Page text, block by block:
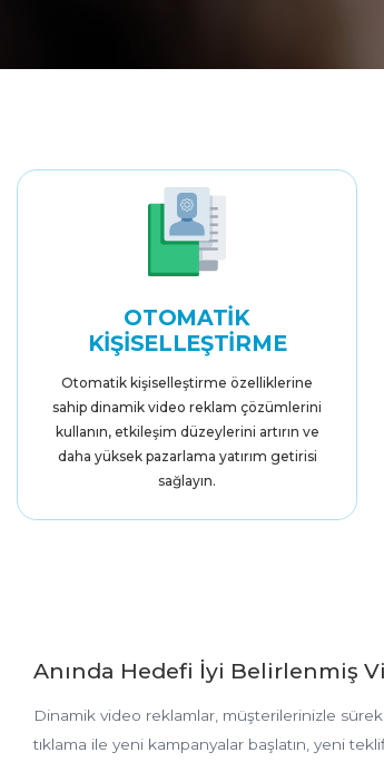
OTOMATIK
KIŞISELLEŞTIRME
Otomatik kişiselleştirme özelliklerine
sahip dinamik video reklam çözümlerini
kullanın, etkileşim düzeylerini artırın ve
daha yüksek pazarlama yatırım getirisi
sağlayın.
Anında Hedefi İyi Belirlenmiş
Dinamik video reklamlar, müşterilerinizle
tıklama ile yeni kampanyalar başlatın, yeni